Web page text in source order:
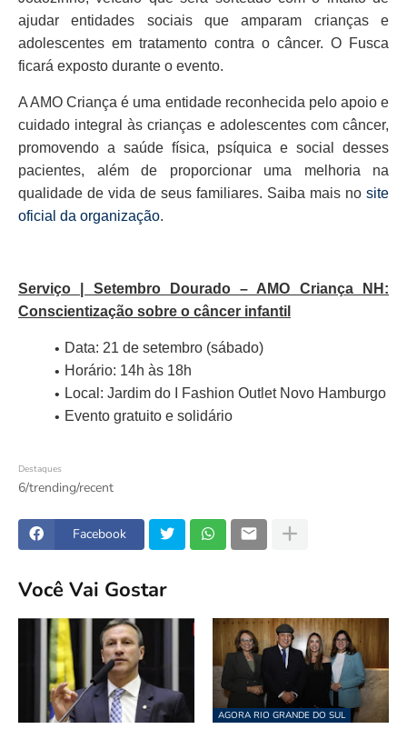
ajudar entidades sociais que amparam crianças e
adolescentes em tratamento contra o câncer. O Fusca
ficará exposto durante o evento.
A AMO Criança é uma entidade reconhecida pelo apoio e
cuidado integral às crianças e adolescentes com câncer,
promovendo a saúde física, psíquica e social desses
pacientes, além de proporcionar uma melhoria na
qualidade de vida de seus familiares. Saiba mais no site
oficial da organização.
Serviço | Setembro Dourado – AMO Criança NH:
Conscientização sobre o câncer infantil
Data: 21 de setembro (sábado)
Horário: 14h às 18h
Local: Jardim do I Fashion Outlet Novo Hamburgo
Evento gratuito e solidário
Destaques
6/trending/recent
Facebook
Você Vai Gostar
AGORA RIO GRANDE DO SUL